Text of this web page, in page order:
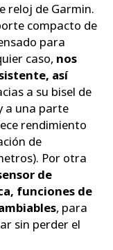
reloj de Garmin.
compacto de
para
caso, nos
así
a su bisel de
a una parte
rendimiento
de
Por otra
de
funciones de
, para
sin perder el